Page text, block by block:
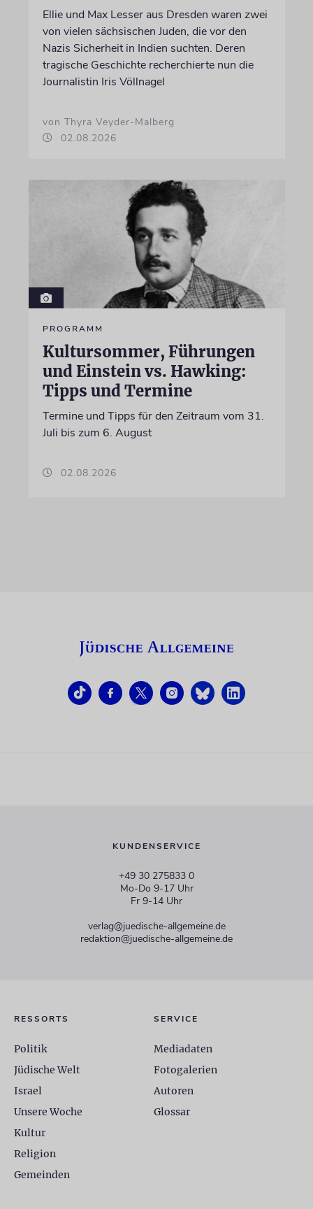
Ellie und Max Lesser aus Dresden waren zwei
von vielen sächsischen Juden, die vor den
Nazis Sicherheit in Indien suchten. Deren
tragische Geschichte recherchierte nun die
Journalistin Iris Völlnagel
von Thyra Veyder-Malberg
02.08.2026
PROGRAMM
Kultursommer, Führungen
und Einstein vs. Hawking:
Tipps und Termine
Termine und Tipps für den Zeitraum vom 31.
Juli bis zum 6. August
02.08.2026
KUNDENSERVICE
+49 30 275833 0
Mo-Do 9-17 Uhr
Fr 9-14 Uhr
verlag@juedische-allgemeine.de
redaktion@juedische-allgemeine.de
RESSORTS
Politik
Jüdische Welt
Israel
Unsere Woche
Kultur
Religion
Gemeinden
SERVICE
Mediadaten
Fotogalerien
Autoren
Glossar